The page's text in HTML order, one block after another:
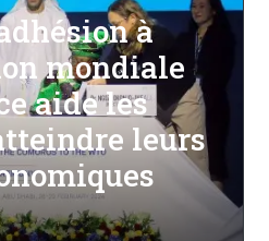
à
mondiale
aide les
leurs